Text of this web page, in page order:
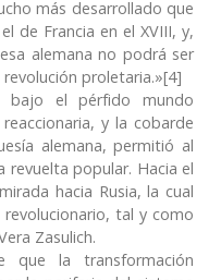
más desarrollado que
de Francia en el XVIII, y,
alemana no podrá ser
proletaria.»[4]
bajo el pérfido mundo
y la cobarde
alemana, permitió al
revuelta popular. Hacia el
hacia Rusia, la cual
tal y como
Zasulich.
la transformación